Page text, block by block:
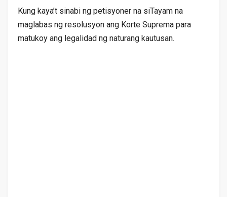
Kung kaya’t sinabi ng petisyoner na siTayam na
maglabas ng resolusyon ang Korte Suprema para
matukoy ang legalidad ng naturang kautusan.